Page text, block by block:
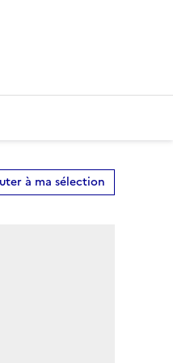
à ma sélection